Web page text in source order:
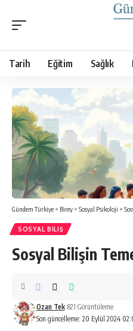
Tarih Eğitim Sağlık
Gündem Türkiye > Birey > Sosyal Psikoloji >
SOSYAL BILIŞ
Sosyal Bilişin
Son güncelleme: 20 Eylül 2024
Ozan Tek 821 Görüntüleme